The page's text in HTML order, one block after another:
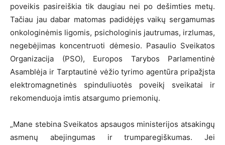
poveikis pasireiškia tik daugiau nei po dešimties metų.
Tačiau jau dabar matomas padidėjęs vaikų sergamumas
onkologinėmis ligomis, psichologinis jautrumas, irzlumas,
negebėjimas koncentruoti dėmesio. Pasaulio Sveikatos
Organizacija (PSO), Europos Tarybos Parlamentinė
Asamblėja ir Tarptautinė vėžio tyrimo agentūra pripažįsta
elektromagnetinės spinduliuotės poveikį sveikatai ir
rekomenduoja imtis atsargumo priemonių.
„Mane stebina Sveikatos apsaugos ministerijos atsakingų
asmenų abejingumas ir trumparegiškumas. Jei